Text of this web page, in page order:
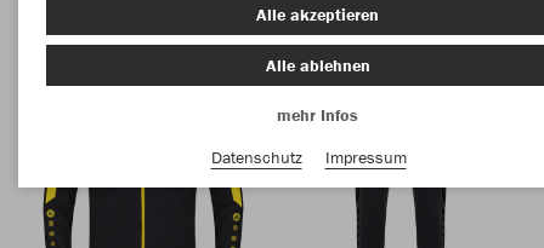
Alle akzeptieren
Alle ablehnen
mehr Infos
Datenschutz
Impressum